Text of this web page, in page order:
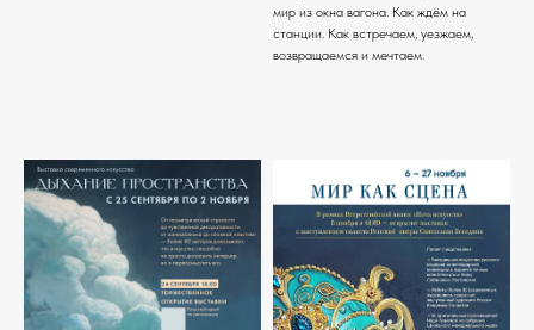
мир из окна вагона. Как ждём на
станции. Как встречаем, уезжаем,
возвращаемся и мечтаем.